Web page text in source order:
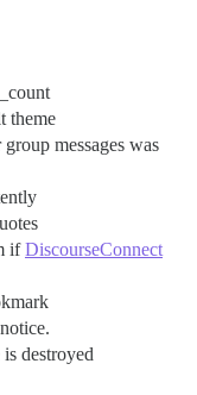
theme
messages was
ifDiscourseConnect
destroyed